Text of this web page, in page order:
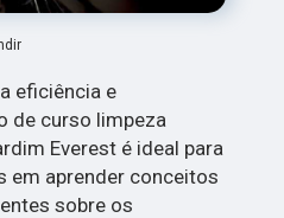
eficiência e
de curso limpeza
Everest é ideal para
em aprender conceitos
sobre os